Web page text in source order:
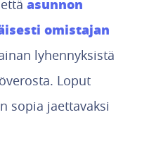
asunnon
omistajan
lyhennyksistä
Loput
sopia jaettavaksi